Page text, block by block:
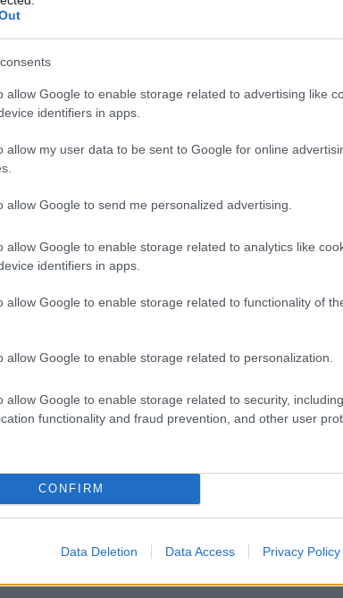
allow Google to enable storage related to advertising like
identifiers in apps.
allow my user data to be sent to Google for online
allow Google to send me personalized advertising.
allow Google to enable storage related to analytics like
identifiers in apps.
allow Google to enable storage related to functionality of
allow Google to enable storage related to personalization.
allow Google to enable storage related to security, including
functionality and fraud prevention, and other user
CONFIRM
Data Deletion Data Access Privacy Policy